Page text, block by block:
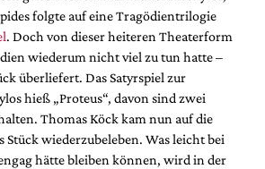
folgte auf eine Tragödientrilogie
. Doch von dieser heiteren Theaterform
wiederum nicht viel zu tun hatte –
überliefert. Das Satyrspiel zur
hieß „Proteus“, davon sind zwei
Thomas Köck kam nun auf die
Stück wiederzubeleben. Was leicht bei
hätte bleiben können, wird in der